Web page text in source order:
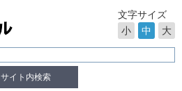
サイト内検索
文字サイズ
小
中 大